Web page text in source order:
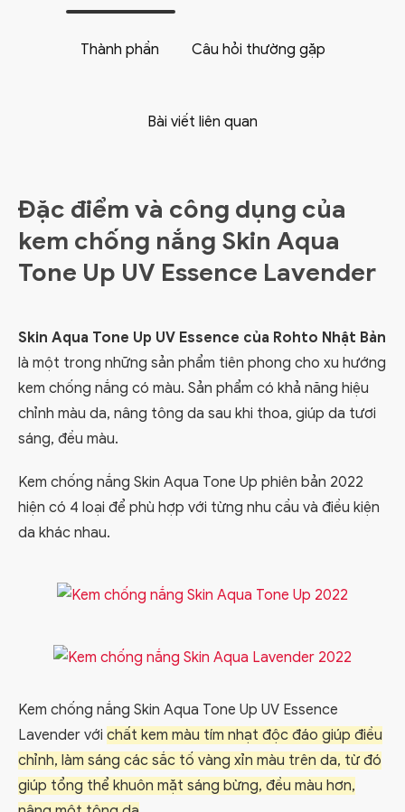
Thành phần Câu hỏi thường gặp
Bài viết liên quan
Đặc điểm và công dụng của
kem chống nắng Skin Aqua
Tone Up UV Essence Lavender
Skin Aqua Tone Up UV Essence của Rohto Nhật Bản
là một trong những sản phẩm tiên phong cho xu hướng
kem chống nắng có màu. Sản phẩm có khả năng hiệu
chỉnh màu da, nâng tông da sau khi thoa, giúp da tươi
sáng, đều màu.
Kem chống nắng Skin Aqua Tone Up phiên bản 2022
hiện có 4 loại để phù hợp với từng nhu cầu và điều kiện
da khác nhau.
Kem chống nắng Skin Aqua Tone Up UV Essence
Lavender với chất kem màu tím nhạt độc đáo giúp điều
chỉnh, làm sáng các sắc tố vàng xỉn màu trên da, từ đó
giúp tổng thể khuôn mặt sáng bừng, đều màu hơn,